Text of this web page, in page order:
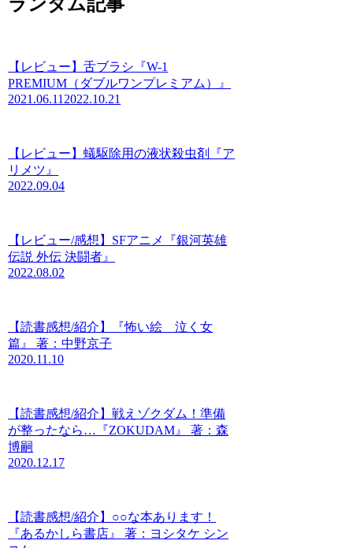
【レビュー】舌ブラシ『W-1
PREMIUM（ダブルワンプレミアム）』
2021.06.11 2022.10.21
【レビュー】蟻駆除用の液状殺虫剤『ア
リメツ』
2022.09.04
【レビュー/感想】SFアニメ『銀河英雄
伝説 外伝 決闘者』
2022.08.02
【読書感想/紹介】『怖い絵 泣く女
篇』 著：中野京子
2020.11.10
【読書感想/紹介】戦えゾクダム！準備
が整ったなら…『ZOKUDAM』 著：森
博嗣
2020.12.17
【読書感想/紹介】○○な本あります！
『あるかしら書店』 著：ヨシタケ シン